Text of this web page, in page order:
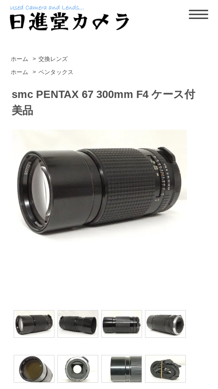
ホーム > 交換レンズ
ホーム
> ペンタックス
smc PENTAX 67 300mm F4 ケース付
美品